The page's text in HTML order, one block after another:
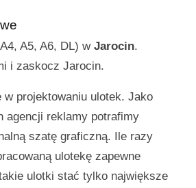
A5, A6, DL) w Jarocin.
i zaskocz Jarocin.
w projektowaniu ulotek. Jako
agencji reklamy potrafimy
szatę graficzną. Ile razy
ulotekę zapewne
ulotki stać tylko największe